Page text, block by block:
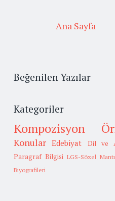
Ana Sayfa
Beğenilen Yazılar
Kategoriler
Kompozisyon
Konular Edebiyat Dil ve
Paragraf Bilgisi LGS-Sözel
Biyografileri